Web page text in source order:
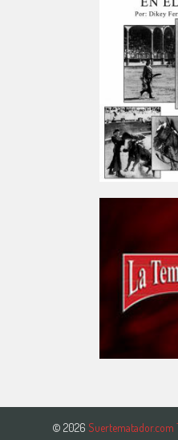
© 2026 Suertematador.com